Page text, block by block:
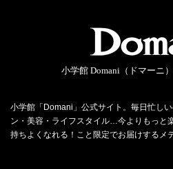
小学館 Domani（ドマーニ
小学館「Domani」公式サイト。毎日忙し
ン・美容・ライフスタイル…今よりもっと
持ちよくなれる！こと限定でお届けするメ